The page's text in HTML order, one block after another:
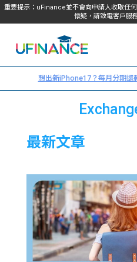
重要提示：uFinance並不會向申請人收取任
懷疑，請致電客戶服
想出新iPhone17？每月分期還
最新文章